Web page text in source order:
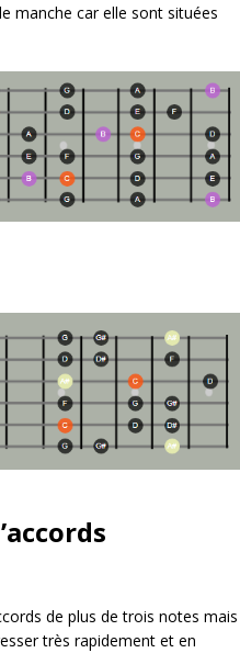
manche car elle sont situées
de plus de trois notes mais
très rapidement et en